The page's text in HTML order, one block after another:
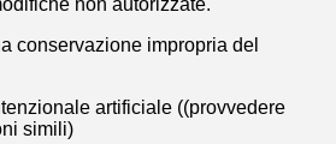
non autorizzate.
conservazione impropria del
artificiale ((provvedere
simili)